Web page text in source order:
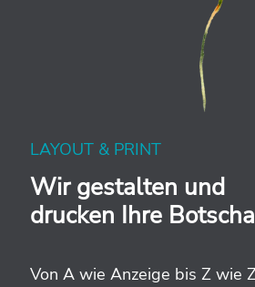
LAYOUT & PRINT
Wir gestalten und
drucken Ihre
Von A wie Anzeige bis Z wie